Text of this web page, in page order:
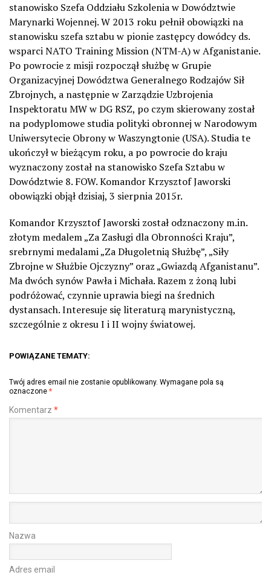
stanowisko Szefa Oddziału Szkolenia w Dowództwie
Marynarki Wojennej. W 2013 roku pełnił obowiązki na
stanowisku szefa sztabu w pionie zastępcy dowódcy ds.
wsparci NATO Training Mission (NTM-A) w Afganistanie.
Po powrocie z misji rozpoczął służbę w Grupie
Organizacyjnej Dowództwa Generalnego Rodzajów Sił
Zbrojnych, a następnie w Zarządzie Uzbrojenia
Inspektoratu MW w DG RSZ, po czym skierowany został
na podyplomowe studia polityki obronnej w Narodowym
Uniwersytecie Obrony w Waszyngtonie (USA). Studia te
ukończył w bieżącym roku, a po powrocie do kraju
wyznaczony został na stanowisko Szefa Sztabu w
Dowództwie 8. FOW. Komandor Krzysztof Jaworski
obowiązki objął dzisiaj, 3 sierpnia 2015r.
Komandor Krzysztof Jaworski został odznaczony m.in.
złotym medalem „Za Zasługi dla Obronności Kraju”,
srebrnymi medalami „Za Długoletnią Służbę”, „Siły
Zbrojne w Służbie Ojczyzny” oraz „Gwiazdą Afganistanu”.
Ma dwóch synów Pawła i Michała. Razem z żoną lubi
podróżować, czynnie uprawia biegi na średnich
dystansach. Interesuje się literaturą marynistyczną,
szczególnie z okresu I i II wojny światowej.
POWIĄZANE TEMATY:
Twój adres email nie zostanie opublikowany. Wymagane pola są
oznaczone *
Komentarz *
Nazwa
Adres email